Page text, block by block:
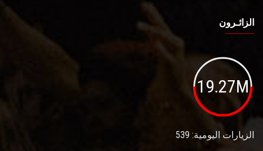
الزائـرون
19.27M
الزيارات اليومية: 539